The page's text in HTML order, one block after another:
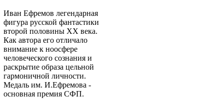
Иван Ефремов легендарная
фигура русской фантастики
второй половины ХХ века.
Как автора его отличало
внимание к ноосфере
человеческого сознания и
раскрытие образа цельной
гармоничной личности.
Медаль им. И.Ефремова -
основная премия СФП.